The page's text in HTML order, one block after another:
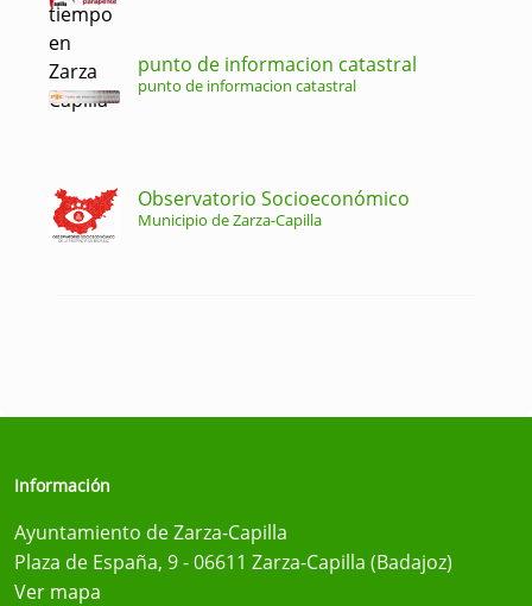
punto de informacion catastral
punto de informacion catastral
Observatorio Socioeconómico
Municipio de Zarza-Capilla
Información
Ayuntamiento de Zarza-Capilla
Plaza de España, 9 - 06611 Zarza-Capilla (Badajoz)
Ver mapa